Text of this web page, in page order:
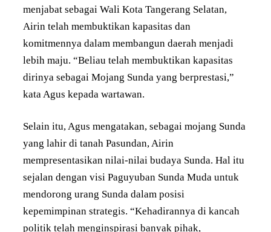
menjabat sebagai Wali Kota Tangerang Selatan,
Airin telah membuktikan kapasitas dan
komitmennya dalam membangun daerah menjadi
lebih maju. “Beliau telah membuktikan kapasitas
dirinya sebagai Mojang Sunda yang berprestasi,”
kata Agus kepada wartawan.
Selain itu, Agus mengatakan, sebagai mojang Sunda
yang lahir di tanah Pasundan, Airin
mempresentasikan nilai-nilai budaya Sunda. Hal itu
sejalan dengan visi Paguyuban Sunda Muda untuk
mendorong urang Sunda dalam posisi
kepemimpinan strategis. “Kehadirannya di kancah
politik telah menginspirasi banyak pihak,